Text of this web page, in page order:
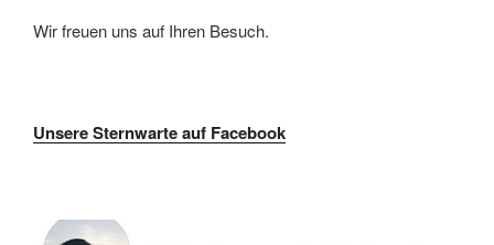
Wir freuen uns auf Ihren Besuch.
Unsere Sternwarte auf Facebook